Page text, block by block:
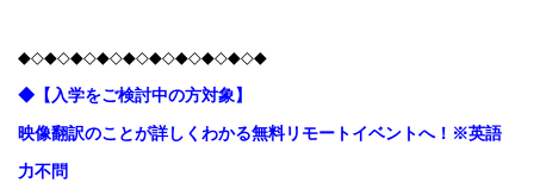
◆◇◆◇◆◇◆◇◆◇◆◇◆◇◆◇◆◇◆
◆【入学をご検討中の方対象】
映像翻訳のことが詳しくわかる無料リモートイベントへ！※英語
力不問